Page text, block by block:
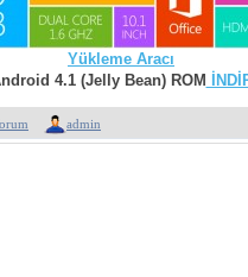
Yükleme Aracı
4.1 (Jelly Bean) ROM
admin